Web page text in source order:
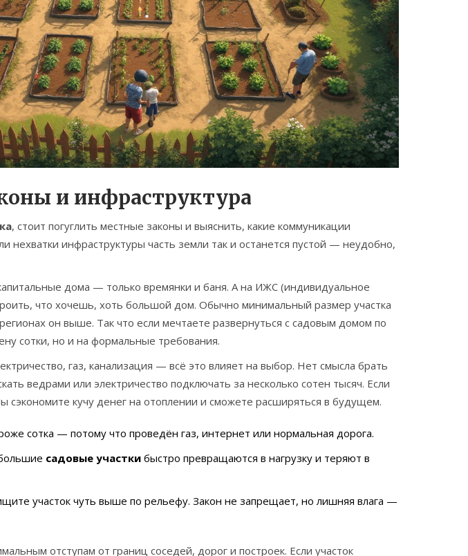
и инфраструктура
, стоит погуглить местные законы и выяснить, какие коммуникации
нехватки инфраструктуры часть земли так и останется пустой — неудобно,
дома — только времянки и баня. А на ИЖС (индивидуальное
что хочешь, хоть большой дом. Обычно минимальный размер участка
он выше. Так что если мечтаете развернуться с садовым домом по
сотки, но и на формальные требования.
газ, канализация — всё это влияет на выбор. Нет смысла брать
ведрами или электричество подключать за несколько сотен тысяч. Если
сэкономите кучу денег на отоплении и сможете расширяться в будущем.
сотка — потому что проведён газ, интернет или нормальная дорога.
садовые участки быстро превращаются в нагрузку и теряют в
участок чуть выше по рельефу. Закон не запрещает, но лишняя влага —
отступам от границ соседей, дорог и построек. Если участок